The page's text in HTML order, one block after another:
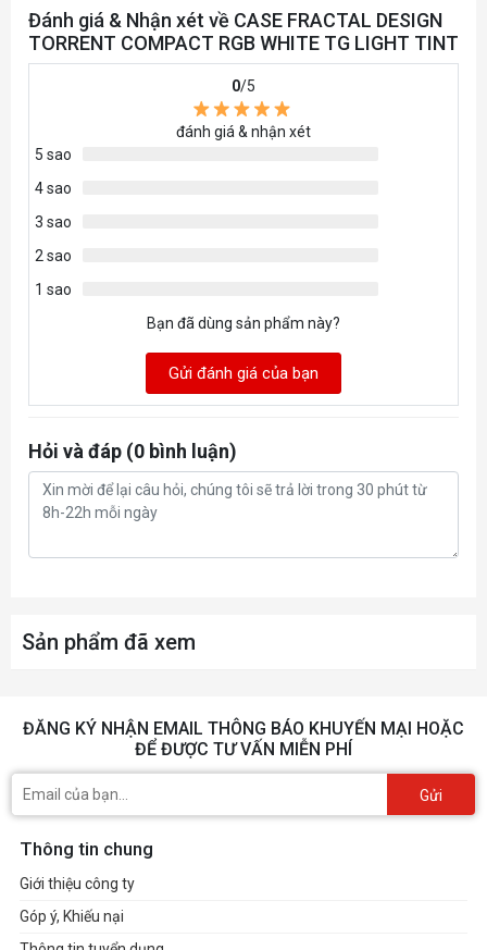
Đánh giá & Nhận xét về CASE FRACTAL DESIGN
TORRENT COMPACT RGB WHITE TG LIGHT TINT
0/5
đánh giá & nhận xét
5 sao
4 sao
3 sao
2 sao
1 sao
Bạn đã dùng sản phẩm này?
Gửi đánh giá của bạn
Hỏi và đáp (0 bình luận)
Sản phẩm đã xem
ĐĂNG KÝ NHẬN EMAIL THÔNG BÁO KHUYẾN MẠI HOẶC
ĐỂ ĐƯỢC TƯ VẤN MIỄN PHÍ
Gửi
Thông tin chung
Giới thiệu công ty
Góp ý, Khiếu nại